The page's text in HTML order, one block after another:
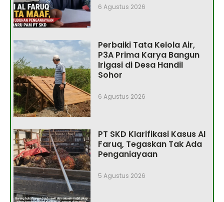
6 Agustus 2026
Perbaiki Tata Kelola Air,
P3A Prima Karya Bangun
Irigasi di Desa Handil
Sohor
6 Agustus 2026
PT SKD Klarifikasi Kasus Al
Faruq, Tegaskan Tak Ada
Penganiayaan
5 Agustus 2026